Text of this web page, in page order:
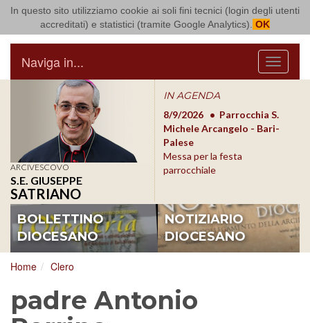
In questo sito utilizziamo cookie ai soli fini tecnici (login degli utenti
accreditati) e statistici (tramite Google Analytics). OK
Arcidiocesi di Bari Bitonto
Menu
Naviga in...
ARCIVESCOVO
S.E. GIUSEPPE
SATRIANO
IN AGENDA
8/17/2026
Conversano
Conferenza Episcopale
Pugliese
8/9/2026
Parrocchia S.
Michele Arcangelo - Bari-
Palese
Messa per la festa
parrocchiale
BOLLETTINO
DIOCESANO
NOTIZIARIO
DIOCESANO
Home Clero
padre Antonio